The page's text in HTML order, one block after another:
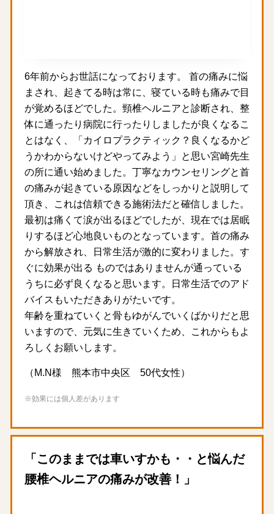
6年前からお世話になっております。 首の痛みに悩
まされ、起きてる時は常に、寝ている時も痛みで目
が覚めるほどでした。頸椎ヘルニアと診断され、整
体に通ったり病院に行ったりしましたが良くなるこ
とはなく、「カイロプラクティック？良くなるかど
うかわからないけどやってみよう」と思い宮崎先生
の所に通い始めました。丁寧なカウンセリングと首
の痛みが起きている原因などをしっかりと説明して
頂き、これは信頼できる施術法だと確信しました。
最初は痛くて涙が出るほどでしたが、現在では居眠
りするほど心地良いものとなっています。首の痛み
から解放され、日常生活が激的に変わりました。す
ぐに効果が出る ものではありませんが通っている
うちに必ず良くなると思います。日常生活でのアド
バイスもいただきありがたいです。
年齢を重ねていくと骨もゆがんでいくばかりだと思
いますので、元気に生きていくため、これからもよ
ろしくお願いします。
（M.N様 熊本市中央区 50代女性）
※効果には個人差があります
「このままでは車いすかも・・と悩んだ
腰椎ヘルニアの痛みが改善！」